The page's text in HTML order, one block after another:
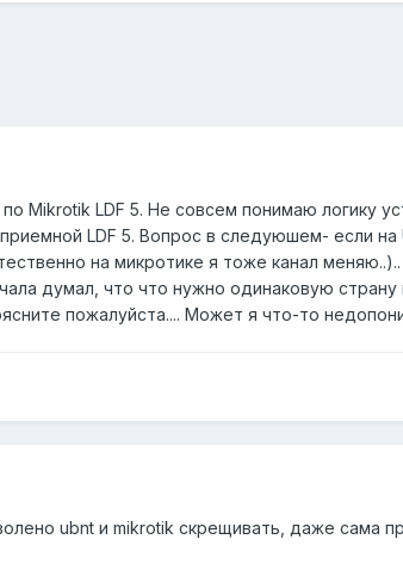
Mikrotik LDF 5. Не совсем понимаю логику
LDF 5. Вопрос в следуюшем- если
на микротике я тоже канал
думал, что что нужно одинаковую
пожалуйста.... Может я что-то
ubnt и mikrotik скрещивать, даже сама